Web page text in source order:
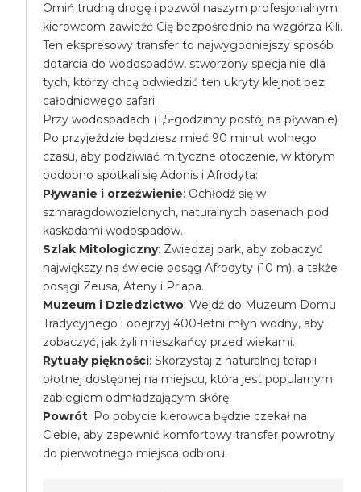
Omiń trudną drogę i pozwól naszym profesjonalnym
kierowcom zawieźć Cię bezpośrednio na wzgórza Kili.
Ten ekspresowy transfer to najwygodniejszy sposób
dotarcia do wodospadów, stworzony specjalnie dla
tych, którzy chcą odwiedzić ten ukryty klejnot bez
całodniowego safari.
Przy wodospadach (1,5-godzinny postój na pływanie)
Po przyjeździe będziesz mieć 90 minut wolnego
czasu, aby podziwiać mityczne otoczenie, w którym
podobno spotkali się Adonis i Afrodyta:
Pływanie i orzeźwienie: Ochłodź się w
szmaragdowozielonych, naturalnych basenach pod
kaskadami wodospadów.
Szlak Mitologiczny: Zwiedzaj park, aby zobaczyć
największy na świecie posąg Afrodyty (10 m), a także
posągi Zeusa, Ateny i Priapa.
Muzeum i Dziedzictwo: Wejdź do Muzeum Domu
Tradycyjnego i obejrzyj 400-letni młyn wodny, aby
zobaczyć, jak żyli mieszkańcy przed wiekami.
Rytuały piękności: Skorzystaj z naturalnej terapii
błotnej dostępnej na miejscu, która jest popularnym
zabiegiem odmładzającym skórę.
Powrót: Po pobycie kierowca będzie czekał na
Ciebie, aby zapewnić komfortowy transfer powrotny
do pierwotnego miejsca odbioru.